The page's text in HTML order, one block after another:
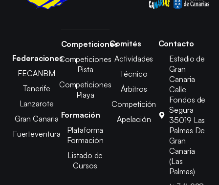
Federaciones
FECANBM
Tenerife
Lanzarote
Gran Canaria
Fuerteventura
Competiciones
Competiciones
Pista
Competiciones
Playa
Formación
Plataforma
Formación
Listado de
Cursos
Comités
Actividades
Técnico
Árbitros
Competición
Apelación
Contacto
Estadio de
Gran
Canaria
Calle
Fondos de
Segura
35019 Las
Palmas De
Gran
Canaria
(Las
Palmas)